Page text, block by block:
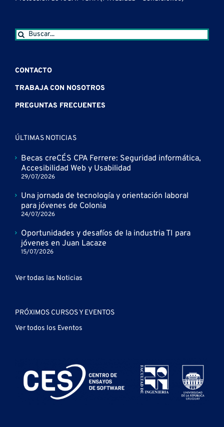
Buscar:
CONTACTO
TRABAJA CON NOSOTROS
PREGUNTAS FRECUENTES
ÚLTIMAS NOTICIAS
Becas creCÉS CPA Ferrere: Seguridad informática,
Accesibilidad Web y Usabilidad
29/07/2026
Una jornada de tecnología y orientación laboral
para jóvenes de Colonia
24/07/2026
Oportunidades y desafíos de la industria TI para
jóvenes en Juan Lacaze
15/07/2026
Ver todas las Noticias
PRÓXIMOS CURSOS Y EVENTOS
Ver todos los Eventos